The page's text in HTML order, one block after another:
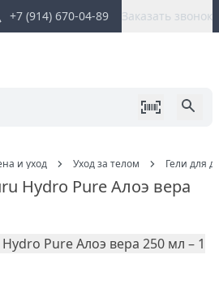
+7 (914) 670-04-89 Заказать звонок
и уход Уход за телом Гели для
Hydro Pure Алоэ вера